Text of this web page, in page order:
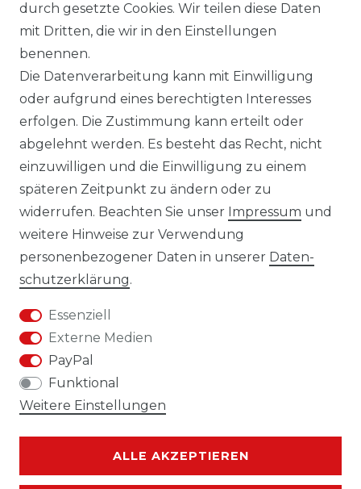
KONTAKT
DATENSCHUTZERKLÄRUNG
IMPRESSUM
AGB
KONTAKT
REUTEWEG 2/1, 73035 GÖPPINGEN
E-MAIL: INFO@BS-HANDEL.DE
VERTRAG WIDERRUFEN Kontakt
durch gesetzte Cookies. Wir teilen diese Daten
mit Dritten, die wir in den Einstellungen
benennen.
Die Datenverarbeitung kann mit Einwilligung
oder aufgrund eines berechtigten Interesses
erfolgen. Die Zustimmung kann erteilt oder
abgelehnt werden. Es besteht das Recht, nicht
einzuwilligen und die Einwilligung zu einem
späteren Zeitpunkt zu ändern oder zu
widerrufen. Beachten Sie unser Impressum und
weitere Hinweise zur Verwendung
personenbezogener Daten in unserer Daten­
schutz­erklärung.
Essenziell
Externe Medien
PayPal
Funktional
Weitere Einstellungen
ALLE AKZEPTIEREN